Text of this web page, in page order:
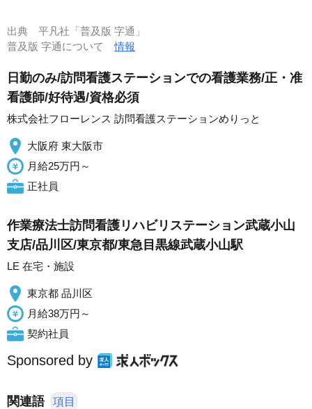
出典 平凡社「普及版 字通」
普及版 字通について情報
日勤のみ/訪問看護ステーションでの看護業務/正・准
看護師/好待遇/資格必須
株式会社フローレンス 訪問看護ステーションめりっと
大阪府 東大阪市
月給25万円～
正社員
作業療法士訪問看護リハビリステーション武蔵小山
支店/品川区/東京都/東急目黒線武蔵小山駅
LE 在宅・施設
東京都 品川区
月給38万円～
契約社員
Sponsored by
関連語 項目